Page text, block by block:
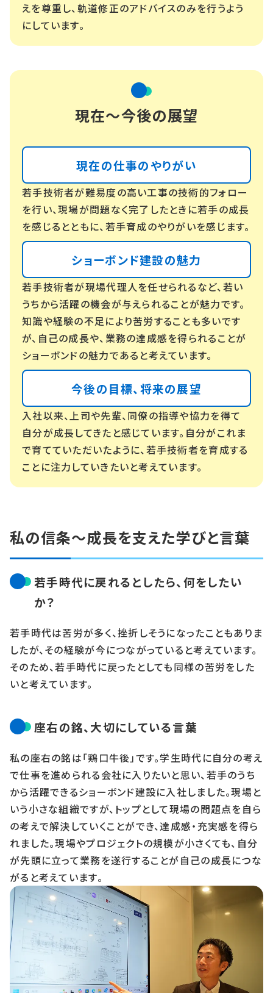
えを尊重し、軌道修正のアドバイスのみを行うよう
にしています。
現在〜今後の展望
現在の仕事のやりがい
若手技術者が難易度の高い工事の技術的フォロー
を行い、現場が問題なく完了したときに若手の成長
を感じるとともに、若手育成のやりがいを感じます。
ショーボンド建設の魅力
若手技術者が現場代理人を任せられるなど、若い
うちから活躍の機会が与えられることが魅力です。
知識や経験の不足により苦労することも多いです
が、自己の成長や、業務の達成感を得られることが
ショーボンドの魅力であると考えています。
今後の目標、将来の展望
入社以来、上司や先輩、同僚の指導や協力を得て
自分が成長してきたと感じています。自分がこれま
で育てていただいたように、若手技術者を育成する
ことに注力していきたいと考えています。
私の信条～成長を支えた学びと言葉
若手時代に戻れるとしたら、何をしたい
か？
若手時代は苦労が多く、挫折しそうになったこともありま
したが、その経験が今につながっていると考えています。
そのため、若手時代に戻ったとしても同様の苦労をした
いと考えています。
座右の銘、大切にしている言葉
私の座右の銘は「鶏口牛後」です。学生時代に自分の考え
で仕事を進められる会社に入りたいと思い、若手のうち
から活躍できるショーボンド建設に入社しました。現場と
いう小さな組織ですが、トップとして現場の問題点を自ら
の考えで解決していくことができ、達成感・充実感を得ら
れました。現場やプロジェクトの規模が小さくても、自分
が先頭に立って業務を遂行することが自己の成長につな
がると考えています。